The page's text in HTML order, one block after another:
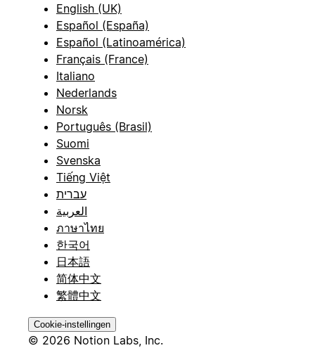
English (UK)
Español (España)
Español (Latinoamérica)
Français (France)
Italiano
Nederlands
Norsk
Português (Brasil)
Suomi
Svenska
Tiếng Việt
עברית
العربية
ภาษาไทย
한국어
日本語
简体中文
繁體中文
Cookie-instellingen
© 2026 Notion Labs, Inc.